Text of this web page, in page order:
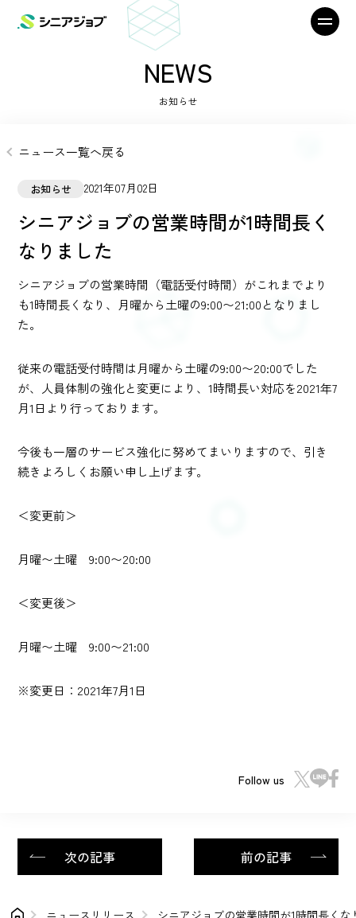
NEWS
お知らせ
ニュース一覧へ戻る
お知らせ 2021年07月02日
シニアジョブの営業時間が1時間長く
なりました
シニアジョブの営業時間（電話受付時間）がこれまでより
も1時間長くなり、月曜から土曜の9:00〜21:00となりまし
た。
従来の電話受付時間は月曜から土曜の9:00〜20:00でした
が、人員体制の強化と変更により、1時間長い対応を2021年7
月1日より行っております。
今後も一層のサービス強化に努めてまいりますので、引き
続きよろしくお願い申し上げます。
＜変更前＞
月曜〜土曜 9:00〜20:00
＜変更後＞
月曜〜土曜 9:00〜21:00
※変更日：2021年7月1日
Follow us
次の記事 前の記事
ニュースリリース シニアジョブの営業時間が1時間長くな